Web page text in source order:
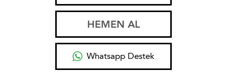
HEMEN AL
Whatsapp Destek